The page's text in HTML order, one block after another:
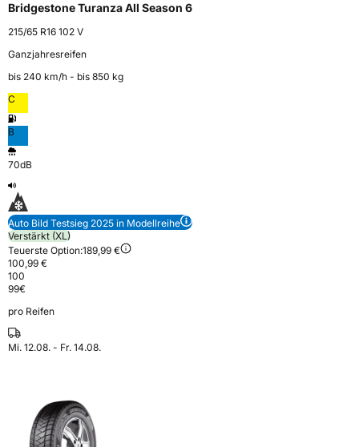
Bridgestone Turanza All Season 6
215/65 R16 102 V
Ganzjahresreifen
bis 240 km⁠/⁠h - bis 850 kg
C
B
70dB
Auto Bild Testsieg 2025 in Modellreihe
Verstärkt (XL)
Teuerste Option:189,99 €
100,99 €
100
99€
pro Reifen
Mi. 12.08. - Fr. 14.08.